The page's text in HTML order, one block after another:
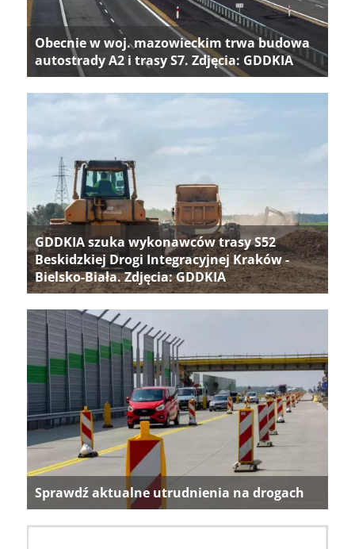
Obecnie w woj. mazowieckim trwa budowa
autostrady A2 i trasy S7. Zdjęcia: GDDKIA
GDDKIA szuka wykonawców trasy S52
Beskidzkiej Drogi Integracyjnej Kraków -
Bielsko-Biała. Zdjęcia: GDDKIA
Sprawdź aktualne utrudnienia na drogach